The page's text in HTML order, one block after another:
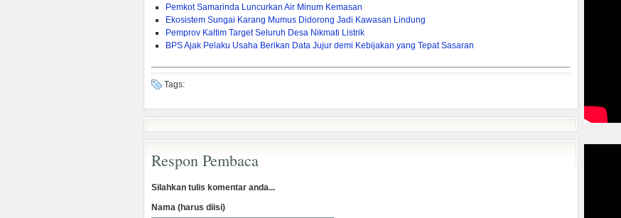
Pemkot Samarinda Luncurkan Air Minum Kemasan
Ekosistem Sungai Karang Mumus Didorong Jadi Kawasan Lindung
Pemprov Kaltim Target Seluruh Desa Nikmati Listrik
BPS Ajak Pelaku Usaha Berikan Data Jujur demi Kebijakan yang Tepat Sasaran
Tags:
Respon Pembaca
Silahkan tulis komentar anda...
Nama (harus diisi)